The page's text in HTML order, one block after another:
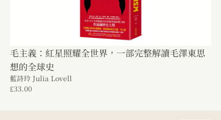
毛主義：紅星照耀全世界，一部完整解讀毛澤東思
想的全球史
藍詩玲 Julia Lovell
£33.00